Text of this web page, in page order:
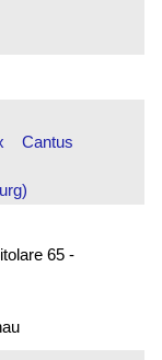
Cantus
65 -